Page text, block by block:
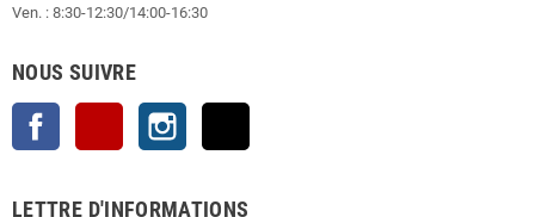
Ven. : 8:30-12:30/14:00-16:30
NOUS SUIVRE
YouTube
LETTRE D'INFORMATIONS